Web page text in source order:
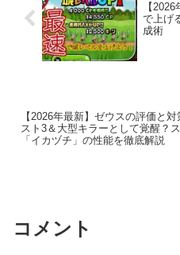
【
で上げ
成術
【2026年最新】ゼウスの評価と対
スト3＆大型キラーとして覚醒？
「イカヅチ」の性能を徹底解説
コメント